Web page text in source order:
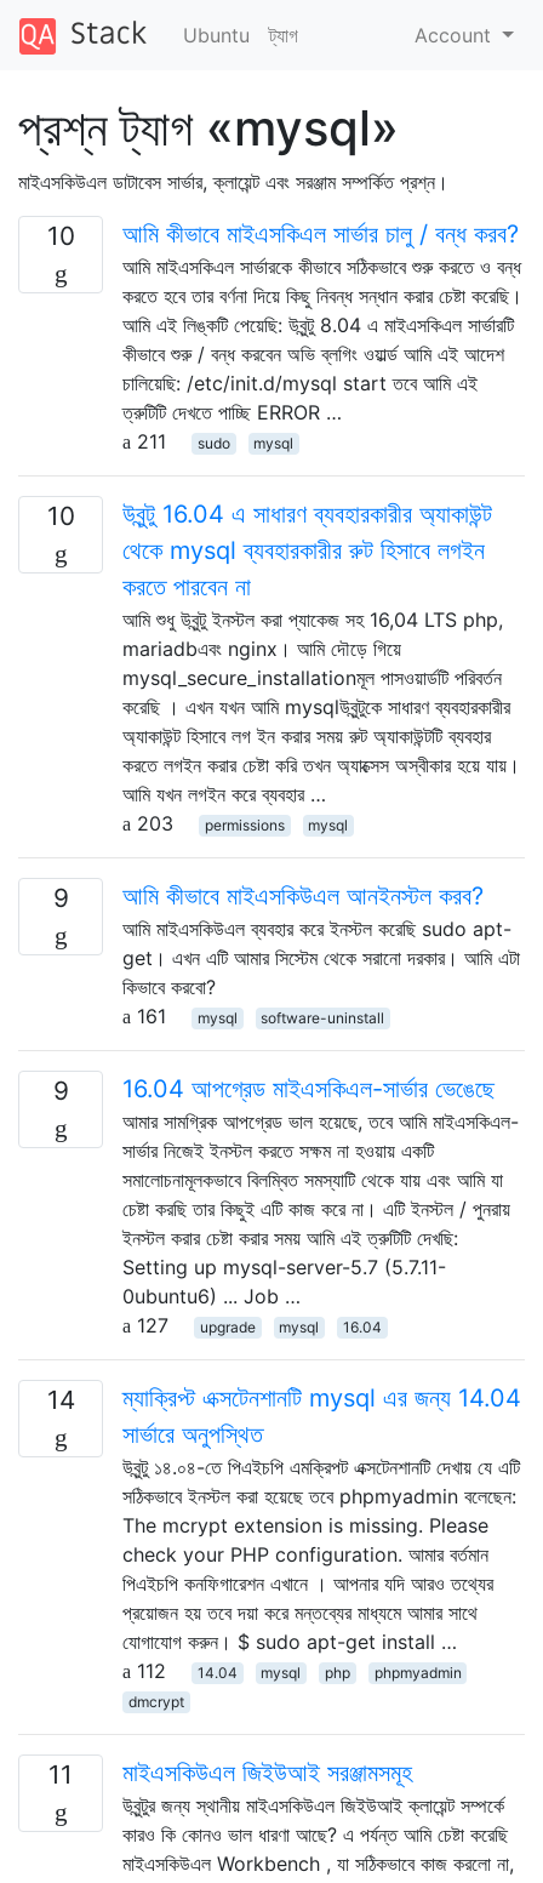
Ubuntu ট্যাগ Account
প্রশ্ন ট্যাগ «mysql»
মাইএসকিউএল ডাটাবেস সার্ভার, ক্লায়েন্ট এবং সরঞ্জাম সম্পর্কিত প্রশ্ন।
10 আমি কীভাবে মাইএসকিএল সার্ভার চালু / বন্ধ করব?
আমি মাইএসকিএল সার্ভারকে কীভাবে সঠিকভাবে শুরু করতে ও বন্ধ
করতে হবে তার বর্ণনা দিয়ে কিছু নিবন্ধ সন্ধান করার চেষ্টা করেছি।
আমি এই লিঙ্কটি পেয়েছি: উবুন্টু 8.04 এ মাইএসকিএল সার্ভারটি
কীভাবে শুরু / বন্ধ করবেন অভি ব্লগিং ওয়ার্ল্ড আমি এই আদেশ
চালিয়েছি: /etc/init.d/mysql start তবে আমি এই
ত্রুটিটি দেখতে পাচ্ছি ERROR …
211
sudo mysql
10
উবুন্টু 16.04 এ সাধারণ ব্যবহারকারীর অ্যাকাউন্ট
থেকে mysql ব্যবহারকারীর রুট হিসাবে লগইন
করতে পারবেন না
আমি শুধু উবুন্টু ইনস্টল করা প্যাকেজ সহ 16,04 LTS php,
mariadbএবং nginx। আমি দৌড়ে গিয়ে
mysql_secure_installationমূল পাসওয়ার্ডটি পরিবর্তন
করেছি । এখন যখন আমি mysqlউবুন্টুকে সাধারণ ব্যবহারকারীর
অ্যাকাউন্ট হিসাবে লগ ইন করার সময় রুট অ্যাকাউন্টটি ব্যবহার
করতে লগইন করার চেষ্টা করি তখন অ্যাক্সেস অস্বীকার হয়ে যায়।
আমি যখন লগইন করে ব্যবহার …
203
permissions mysql
9 আমি কীভাবে মাইএসকিউএল আনইনস্টল করব?
আমি মাইএসকিউএল ব্যবহার করে ইনস্টল করেছি sudo apt-
get। এখন এটি আমার সিস্টেম থেকে সরানো দরকার। আমি এটা
কিভাবে করবো?
161
mysql software-uninstall
9 16.04 আপগ্রেড মাইএসকিএল-সার্ভার ভেঙেছে
আমার সামগ্রিক আপগ্রেড ভাল হয়েছে, তবে আমি মাইএসকিএল-
সার্ভার নিজেই ইনস্টল করতে সক্ষম না হওয়ায় একটি
সমালোচনামূলকভাবে বিলম্বিত সমস্যাটি থেকে যায় এবং আমি যা
চেষ্টা করছি তার কিছুই এটি কাজ করে না। এটি ইনস্টল / পুনরায়
ইনস্টল করার চেষ্টা করার সময় আমি এই ত্রুটিটি দেখছি:
Setting up mysql-server-5.7 (5.7.11-
0ubuntu6) ... Job …
127
upgrade mysql 16.04
14
ম্যাক্রিপ্ট এক্সটেনশানটি mysql এর জন্য 14.04
সার্ভারে অনুপস্থিত
উবুন্টু ১৪.০৪-তে পিএইচপি এমক্রিপট এক্সটেনশানটি দেখায় যে এটি
সঠিকভাবে ইনস্টল করা হয়েছে তবে phpmyadmin বলেছেন:
The mcrypt extension is missing. Please
check your PHP configuration. আমার বর্তমান
পিএইচপি কনফিগারেশন এখানে । আপনার যদি আরও তথ্যের
প্রয়োজন হয় তবে দয়া করে মন্তব্যের মাধ্যমে আমার সাথে
যোগাযোগ করুন। $ sudo apt-get install …
112
14.04 mysql php
phpmyadmin
dmcrypt
11 মাইএসকিউএল জিইউআই সরঞ্জামসমূহ
উবুন্টুর জন্য স্থানীয় মাইএসকিউএল জিইউআই ক্লায়েন্ট সম্পর্কে
কারও কি কোনও ভাল ধারণা আছে? এ পর্যন্ত আমি চেষ্টা করেছি
মাইএসকিউএল Workbench , যা সঠিকভাবে কাজ করলো না,